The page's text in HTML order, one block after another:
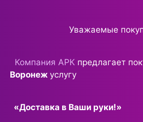
Уважаемые
Компания АРК предлагает
Воронеж услугу
«Доставка в Ваши руки!»